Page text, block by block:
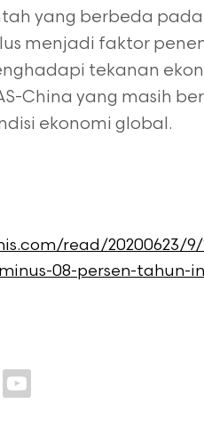
yang berbeda
menjadi faktor
tekanan
China yang masih
ekonomi global.
read/20200623/
08-persen-tahun-